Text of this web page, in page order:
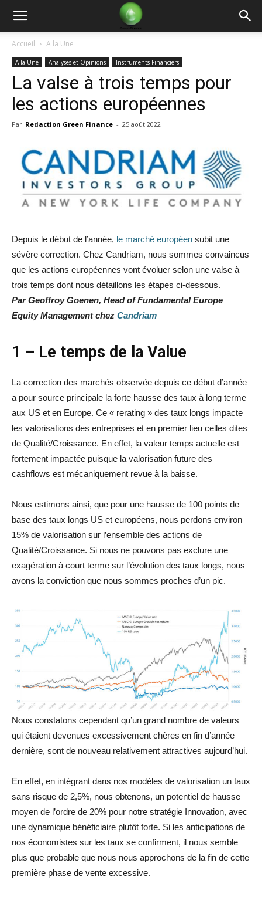
Green
Finance
Accueil A la Une
A la Une Analyses et Opinions Instruments Financiers
La valse à trois temps pour
les actions européennes
Par Redaction Green Finance - 25 août 2022
Depuis le début de l’année, le marché européen subit une
sévère correction. Chez Candriam, nous sommes convaincus
que les actions européennes vont évoluer selon une valse à
trois temps dont nous détaillons les étapes ci-dessous.
Par Geoffroy Goenen, Head of Fundamental Europe
Equity Management chez Candriam
1 – Le temps de la Value
La correction des marchés observée depuis ce début d’année
a pour source principale la forte hausse des taux à long terme
aux US et en Europe. Ce « rerating » des taux longs impacte
les valorisations des entreprises et en premier lieu celles dites
de Qualité/Croissance. En effet, la valeur temps actuelle est
fortement impactée puisque la valorisation future des
cashflows est mécaniquement revue à la baisse.
Nous estimons ainsi, que pour une hausse de 100 points de
base des taux longs US et européens, nous perdons environ
15% de valorisation sur l’ensemble des actions de
Qualité/Croissance. Si nous ne pouvons pas exclure une
exagération à court terme sur l’évolution des taux longs, nous
avons la conviction que nous sommes proches d’un pic.
Nous constatons cependant qu’un grand nombre de valeurs
qui étaient devenues excessivement chères en fin d’année
dernière, sont de nouveau relativement attractives aujourd’hui.
En effet, en intégrant dans nos modèles de valorisation un taux
sans risque de 2,5%, nous obtenons, un potentiel de hausse
moyen de l’ordre de 20% pour notre stratégie Innovation, avec
une dynamique bénéficiaire plutôt forte. Si les anticipations de
nos économistes sur les taux se confirment, il nous semble
plus que probable que nous nous approchons de la fin de cette
première phase de vente excessive.